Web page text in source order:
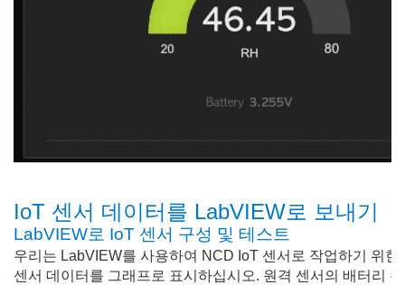
IoT 센서 데이터를 LabVIEW로 보내기
LabVIEW로 IoT 센서 구성 및 테스트
우리는 LabVIEW를 사용하여 NCD IoT 센서로 작업하기 위
센서 데이터를 그래프로 표시하십시오. 원격 센서의 배터리